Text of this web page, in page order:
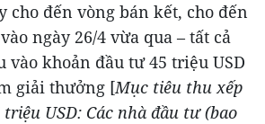
cho đến vòng bán kết, cho đến
ngày 26/4 vừa qua – tất cả
vào khoản đầu tư 45 triệu USD
giải thưởng [Mục tiêu thu xếp
USD: Các nhà đầu tư (bao